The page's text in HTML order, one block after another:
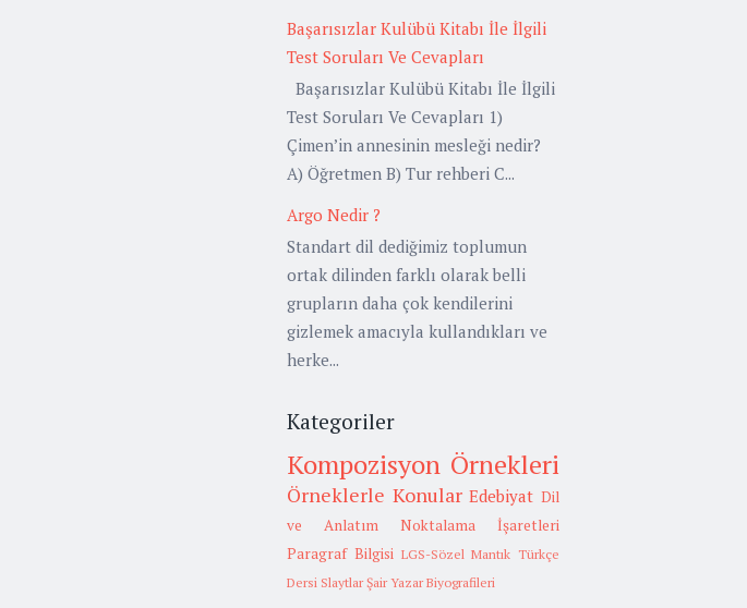
Başarısızlar Kulübü Kitabı İle İlgili
Test Soruları Ve Cevapları
Başarısızlar Kulübü Kitabı İle İlgili
Test Soruları Ve Cevapları 1)
Çimen’in annesinin mesleği nedir?
A) Öğretmen B) Tur rehberi C...
Argo Nedir ?
Standart dil dediğimiz toplumun
ortak dilinden farklı olarak belli
grupların daha çok kendilerini
gizlemek amacıyla kullandıkları ve
herke...
Kategoriler
Kompozisyon Örnekleri
Örneklerle Konular Edebiyat Dil
ve Anlatım
Noktalama İşaretleri
Paragraf Bilgisi LGS-Sözel Mantık Türkçe
Dersi Slaytlar Şair Yazar Biyografileri